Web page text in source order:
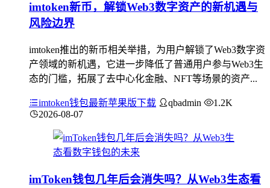
imtoken新币，解锁Web3数字资产的新机遇与
风险边界
imtoken推出的新币相关举措，为用户解锁了Web3数字资
产领域的新机遇，它进一步降低了普通用户参与Web3生
态的门槛，拓展了去中心化金融、NFT等场景的资产...
imtoken钱包最新苹果版下载 qbadmin
1.2K
2026-08-07
imToken钱包几年后会消失吗？从Web3生态看